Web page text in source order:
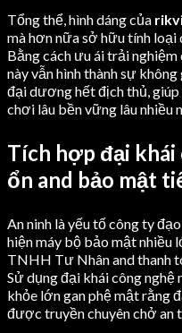
Tổng thể, hình dáng của
mà hơn nữa sở hữu tính
Bằng cách ưu ái trải
này vẫn hình thành sự
đại dương hết địch thủ,
chơi lâu bền vững lâu nhiều
Tích hợp đại khái
ổn and bảo mật
An ninh là yếu tố công ty
hiện máy bộ bảo mật nhiều
TNHH Tư Nhân and thanh
Sử dụng đại khái công nghệ
khỏe lớn gan phệ mật rằng
được truyền chuyên chở an